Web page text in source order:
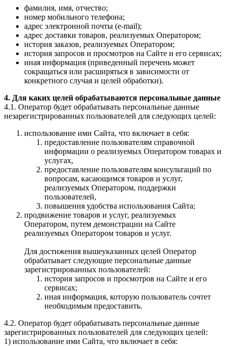
фамилия, имя, отчество;
номер мобильного телефона;
адрес электронной почты (e-mail);
адрес доставки товаров, реализуемых Оператором;
история заказов, реализуемых Оператором;
история запросов и просмотров на Сайте и его сервисах;
иная информация (приведенный перечень может
сокращаться или расширяться в зависимости от
конкретного случая и целей обработки).
4. Для каких целей обрабатываются персональные данные
4.1. Оператор будет обрабатывать персональные данные
незарегистрированных пользователей для следующих целей:
использование ими Сайта, что включает в себя:
предоставление пользователям справочной
информации о реализуемых Оператором товарах и
услугах,
предоставление пользователям консультаций по
вопросам, касающимся товаров и услуг,
реализуемых Оператором, поддержки
пользователей,
повышения удобства использования Сайта;
продвижение товаров и услуг, реализуемых
Оператором, путем демонстрации на Сайте
реализуемых Оператором товаров и услуг.
Для достижения вышеуказанных целей Оператор
обрабатывает следующие персональные данные
зарегистрированных пользователей:
история запросов и просмотров на Сайте и его
сервисах;
иная информация, которую пользователь сочтет
необходимым предоставить.
4.2. Оператор будет обрабатывать персональные данные
зарегистрированных пользователей для следующих целей:
1) использование ими Сайта, что включает в себя: